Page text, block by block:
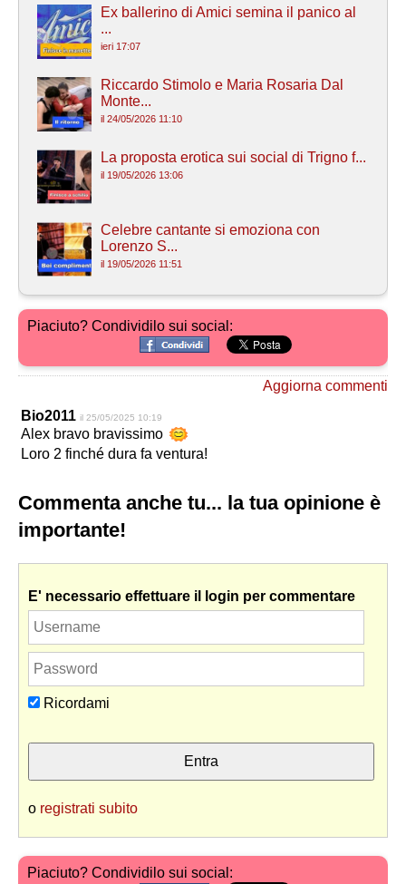
Ex ballerino di Amici semina il panico al
...
ieri 17:07
Riccardo Stimolo e Maria Rosaria Dal
Monte...
il 24/05/2026 11:10
La proposta erotica sui social di Trigno f...
il 19/05/2026 13:06
Celebre cantante si emoziona con
Lorenzo S...
il 19/05/2026 11:51
Piaciuto? Condividilo sui social:
Aggiorna commenti
Bio2011 il 25/05/2025 10:19
Alex bravo bravissimo
Loro 2 finché dura fa ventura!
Commenta anche tu... la tua opinione è
importante!
E' necessario effettuare il login per commentare
Ricordami
o registrati subito
Piaciuto? Condividilo sui social: